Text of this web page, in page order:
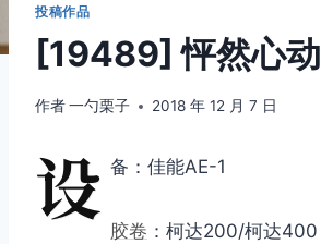
投稿作品
[19489] 怦然心动
作者一勺栗子 2018 年 12 月 7 日
设 备：佳能AE-1
胶卷 ：柯达200/柯达400